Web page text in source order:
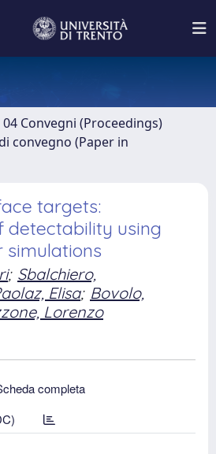
04 Convegni (Proceedings)
convegno (Paper in
targets:
detectability using
simulations
; Sbalchiero,
Elisa; Bovolo,
Lorenzo
completa